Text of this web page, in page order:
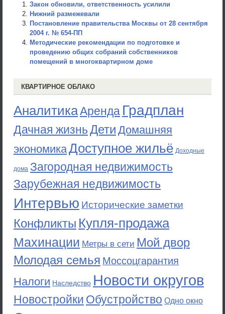
Закон обновили, ответственность усилили
Нижний размежевали
Постановление правительства Москвы от 28 сентября
2004 г. № 654-ПП
Методические рекомендации по подготовке и
проведению общих собраний собственников
помещений в многоквартирном доме
КВАРТИРНОЕ ОБЛАКО
АналитикаАренда Градплан
Дачная жизньДети Домашняя
экономикаДоступное жильё Доходные
дома Загородная недвижимость
Зарубежная недвижимость
Интервью Исторические заметки
Конфликты Купля-продажа
Махинации Метры в сети Мой двор
Молодая семья Моссоцгарантия
Налоги Наследство Новости округов
Новостройки Обустройство Одно окно